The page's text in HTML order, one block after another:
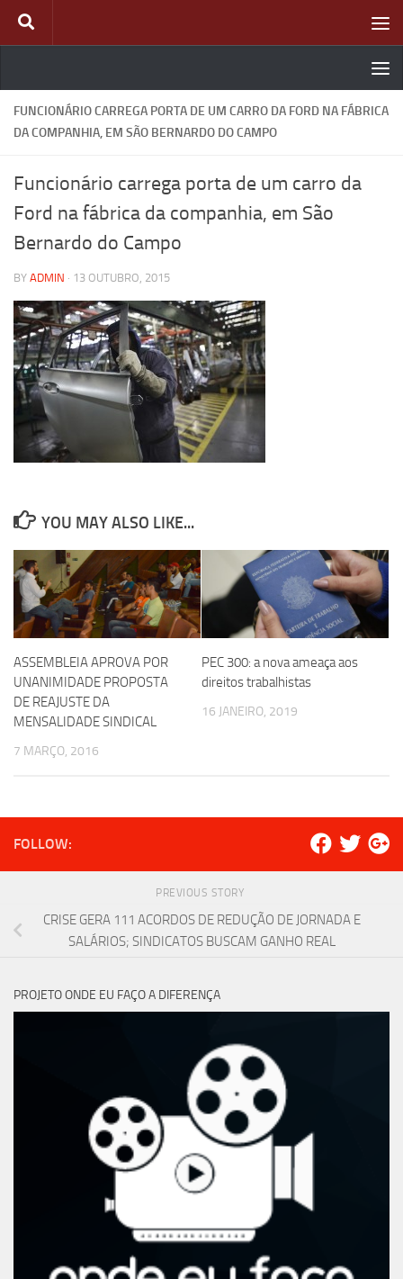
Skip to content
FUNCIONÁRIO CARREGA PORTA DE UM CARRO DA FORD NA FÁBRICA
DA COMPANHIA, EM SÃO BERNARDO DO CAMPO
Funcionário carrega porta de um carro da
Ford na fábrica da companhia, em São
Bernardo do Campo
BY ADMIN · 13 OUTUBRO, 2015
YOU MAY ALSO LIKE...
ASSEMBLEIA APROVA POR
UNANIMIDADE PROPOSTA
DE REAJUSTE DA
MENSALIDADE SINDICAL
7 MARÇO, 2016
PEC 300: a nova ameaça aos
direitos trabalhistas
16 JANEIRO, 2019
FOLLOW:
PREVIOUS STORY
CRISE GERA 111 ACORDOS DE REDUÇÃO DE JORNADA E
SALÁRIOS; SINDICATOS BUSCAM GANHO REAL
PROJETO ONDE EU FAÇO A DIFERENÇA